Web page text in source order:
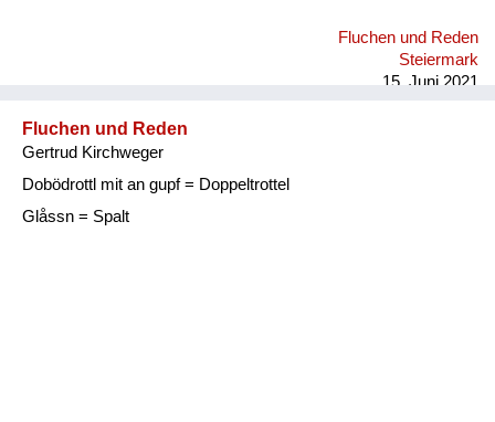
Fluchen und Reden
Steiermark
15. Juni 2021
Fluchen und Reden
Gertrud Kirchweger
Dobödrottl mit an gupf = Doppeltrottel
Glåssn = Spalt